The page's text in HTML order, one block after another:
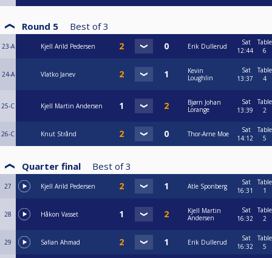
Round 5 Best of 3
23-A Kjell Arild Pedersen Erik Dullerud
Sat
12:44
Table
6
24-A Vlatko Janev
Kevin
Loughlin
Sat
13:37
Table
4
25-C Kjell Martin Andersen
Bjørn Johan
Lorange
Sat
13:39
Table
2
26-C Knut Strånd Thor-Arne Moe
Sat
14:12
Table
5
Quarter final Best of 3
27 Kjell Arild Pedersen Atle Sponberg
Sat
16:31
Table
1
28 Håkon Vasset
Kjell Martin
Andersen
Sat
16:32
Table
2
29 Safian Ahmad Erik Dullerud
Sat
16:32
Table
5